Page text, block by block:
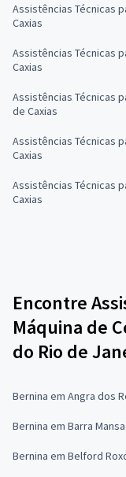
Assistências Técnicas
Caxias
Assistências Técnicas
Caxias
Assistências Técnicas
de Caxias
Assistências Técnicas
Caxias
Assistências Técnicas
Caxias
Encontre
Máquina de
do Rio de
Bernina em Angra dos
Bernina em Barra Mansa
Bernina em Belford